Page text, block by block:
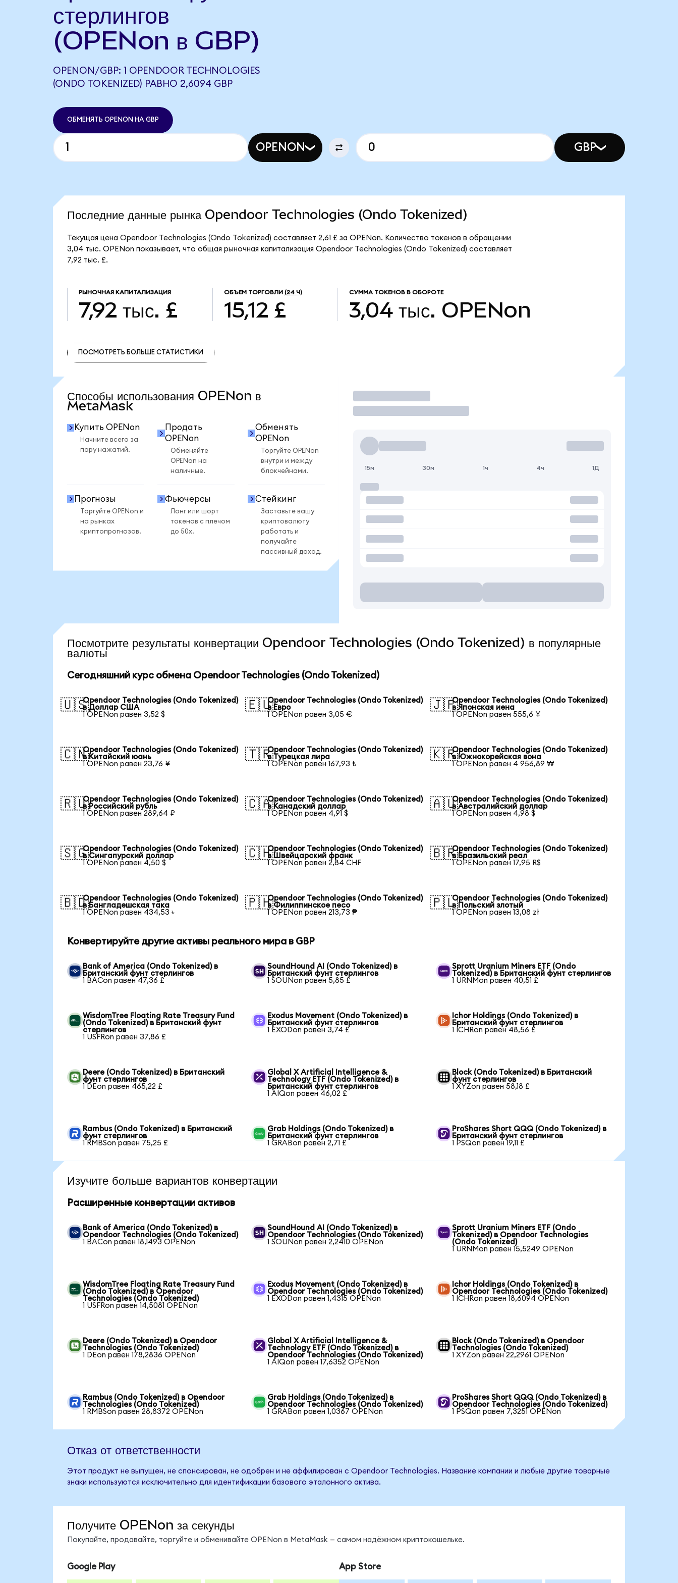
стерлингов
(OPENon в GBP)
OPENON/GBP: 1 OPENDOOR TECHNOLOGIES
(ONDO TOKENIZED) РАВНО 2,6094 GBP
ОБМЕНЯТЬ OPENON НА GBP
OPENON GBP
Последние данные рынка Opendoor Technologies (Ondo Tokenized)
Текущая цена Opendoor Technologies (Ondo Tokenized) составляет 2,61 £ за OPENon. Количество токенов в обращении
3,04 тыс. OPENon показывает, что общая рыночная капитализация Opendoor Technologies (Ondo Tokenized) составляет
7,92 тыс. £.
РЫНОЧНАЯ КАПИТАЛИЗАЦИЯ
7,92 тыс. £
ОБЪЕМ ТОРГОВЛИ (24 Ч)
15,12 £
СУММА ТОКЕНОВ В ОБОРОТЕ
3,04 тыс. OPENon
ПОСМОТРЕТЬ БОЛЬШЕ СТАТИСТИКИ
Способы использования OPENon в
MetaMask
Купить OPENon
Начните всего за
пару нажатий.
Продать
OPENon
Обменяйте
OPENon на
наличные.
Обменять
OPENon
Торгуйте OPENon
внутри и между
блокчейнами.
Прогнозы
Торгуйте OPENon и
на рынках
криптопрогнозов.
Фьючерсы
Лонг или шорт
токенов с плечом
до 50x.
Стейкинг
Заставьте вашу
криптовалюту
работать и
получайте
пассивный доход.
Торговать
15м 30м 1ч 4ч 1Д
Посмотрите результаты конвертации Opendoor Technologies (Ondo Tokenized) в популярные
валюты
Сегодняшний курс обмена Opendoor Technologies (Ondo Tokenized)
🇺🇸Opendoor Technologies (Ondo Tokenized)
в Доллар США
1 OPENon равен 3,52 $
🇪🇺Opendoor Technologies (Ondo Tokenized)
в Евро
1 OPENon равен 3,05 €
🇯🇵Opendoor Technologies (Ondo Tokenized)
в Японская иена
1 OPENon равен 555,6 ¥
🇨🇳Opendoor Technologies (Ondo Tokenized)
в Китайский юань
1 OPENon равен 23,76 ¥
🇹🇷Opendoor Technologies (Ondo Tokenized)
в Турецкая лира
1 OPENon равен 167,93 ₺
🇰🇷Opendoor Technologies (Ondo Tokenized)
в Южнокорейская вона
1 OPENon равен 4 956,89 ₩
🇷🇺Opendoor Technologies (Ondo Tokenized)
в Российский рубль
1 OPENon равен 289,64 ₽
🇨🇦Opendoor Technologies (Ondo Tokenized)
в Канадский доллар
1 OPENon равен 4,91 $
🇦🇺Opendoor Technologies (Ondo Tokenized)
в Австралийский доллар
1 OPENon равен 4,98 $
🇸🇬Opendoor Technologies (Ondo Tokenized)
в Сингапурский доллар
1 OPENon равен 4,50 $
🇨🇭Opendoor Technologies (Ondo Tokenized)
в Швейцарский франк
1 OPENon равен 2,84 CHF
🇧🇷Opendoor Technologies (Ondo Tokenized)
в Бразильский реал
1 OPENon равен 17,95 R$
🇧🇩Opendoor Technologies (Ondo Tokenized)
в Бангладешская така
1 OPENon равен 434,53 ৳
🇵🇭Opendoor Technologies (Ondo Tokenized)
в Филиппинское песо
1 OPENon равен 213,73 ₱
🇵🇱Opendoor Technologies (Ondo Tokenized)
в Польский злотый
1 OPENon равен 13,08 zł
Конвертируйте другие активы реального мира в GBP
Bank of America (Ondo Tokenized) в
Британский фунт стерлингов
1 BACon равен 47,36 £
SoundHound AI (Ondo Tokenized) в
Британский фунт стерлингов
1 SOUNon равен 5,85 £
Sprott Uranium Miners ETF (Ondo
Tokenized) в Британский фунт стерлингов
1 URNMon равен 40,51 £
WisdomTree Floating Rate Treasury Fund
(Ondo Tokenized) в Британский фунт
стерлингов
1 USFRon равен 37,86 £
Exodus Movement (Ondo Tokenized) в
Британский фунт стерлингов
1 EXODon равен 3,74 £
Ichor Holdings (Ondo Tokenized) в
Британский фунт стерлингов
1 ICHRon равен 48,56 £
Deere (Ondo Tokenized) в Британский
фунт стерлингов
1 DEon равен 465,22 £
Global X Artificial Intelligence &
Technology ETF (Ondo Tokenized) в
Британский фунт стерлингов
1 AIQon равен 46,02 £
Block (Ondo Tokenized) в Британский
фунт стерлингов
1 XYZon равен 58,18 £
Rambus (Ondo Tokenized) в Британский
фунт стерлингов
1 RMBSon равен 75,25 £
Grab Holdings (Ondo Tokenized) в
Британский фунт стерлингов
1 GRABon равен 2,71 £
ProShares Short QQQ (Ondo Tokenized) в
Британский фунт стерлингов
1 PSQon равен 19,11 £
Изучите больше вариантов конвертации
Расширенные конвертации активов
Bank of America (Ondo Tokenized) в
Opendoor Technologies (Ondo Tokenized)
1 BACon равен 18,1493 OPENon
SoundHound AI (Ondo Tokenized) в
Opendoor Technologies (Ondo Tokenized)
1 SOUNon равен 2,2410 OPENon
Sprott Uranium Miners ETF (Ondo
Tokenized) в Opendoor Technologies
(Ondo Tokenized)
1 URNMon равен 15,5249 OPENon
WisdomTree Floating Rate Treasury Fund
(Ondo Tokenized) в Opendoor
Technologies (Ondo Tokenized)
1 USFRon равен 14,5081 OPENon
Exodus Movement (Ondo Tokenized) в
Opendoor Technologies (Ondo Tokenized)
1 EXODon равен 1,4315 OPENon
Ichor Holdings (Ondo Tokenized) в
Opendoor Technologies (Ondo Tokenized)
1 ICHRon равен 18,6094 OPENon
Deere (Ondo Tokenized) в Opendoor
Technologies (Ondo Tokenized)
1 DEon равен 178,2836 OPENon
Global X Artificial Intelligence &
Technology ETF (Ondo Tokenized) в
Opendoor Technologies (Ondo Tokenized)
1 AIQon равен 17,6352 OPENon
Block (Ondo Tokenized) в Opendoor
Technologies (Ondo Tokenized)
1 XYZon равен 22,2961 OPENon
Rambus (Ondo Tokenized) в Opendoor
Technologies (Ondo Tokenized)
1 RMBSon равен 28,8372 OPENon
Grab Holdings (Ondo Tokenized) в
Opendoor Technologies (Ondo Tokenized)
1 GRABon равен 1,0367 OPENon
ProShares Short QQQ (Ondo Tokenized) в
Opendoor Technologies (Ondo Tokenized)
1 PSQon равен 7,3251 OPENon
Отказ от ответственности
Этот продукт не выпущен, не спонсирован, не одобрен и не аффилирован с Opendoor Technologies. Название компании и любые другие товарные
знаки используются исключительно для идентификации базового эталонного актива.
Получите OPENon за секунды
Покупайте, продавайте, торгуйте и обменивайте OPENon в MetaMask — самом надёжном криптокошельке.
Google Play App Store